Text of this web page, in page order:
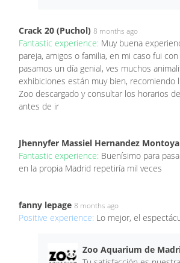
Crack 20 (Puchol) 8 months ago
Fantastic experience: Muy buena
pareja, amigos o familia, en mi caso fui
pasamos un día genial, ves muchos
exhibiciones están muy bien, recomiendo
Zoo descargado y consultar los horarios
antes de ir
Jhennyfer Massiel Hernandez Montoya
Fantastic experience: Buenísimo para
en la propia Madrid repetiría mil veces
fanny lepage 8 months ago
Positive experience: Lo mejor, el
Zoo Aquarium de